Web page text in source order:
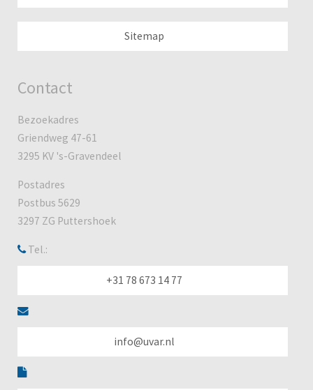
Sitemap
Contact
Bezoekadres
Griendweg 47-61
3295 KV 's-Gravendeel
Postadres
Postbus 5629
3297 ZG Puttershoek
Tel.:
+31 78 673 14 77
info@uvar.nl